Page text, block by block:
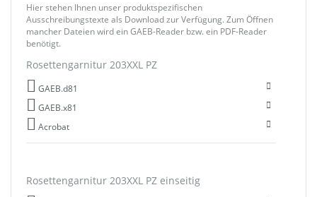
Hier stehen Ihnen unser produktspezifischen
Ausschreibungstexte als Download zur Verfügung. Zum Öffnen
mancher Dateien wird ein GAEB-Reader bzw. ein PDF-Reader
benötigt.
Rosettengarnitur 203XXL PZ
GAEB.d81
GAEB.x81
Acrobat
Rosettengarnitur 203XXL PZ einseitig